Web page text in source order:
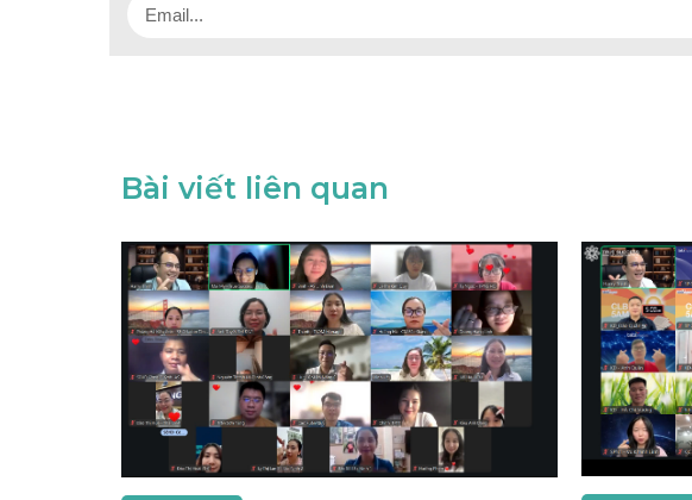
Bài viết liên quan